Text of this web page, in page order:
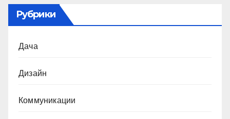
Рубрики
Дача
Дизайн
Коммуникации